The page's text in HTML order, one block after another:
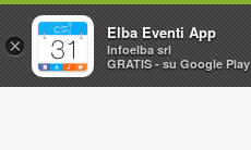
Home
×
Elba Eventi App
Infoelba srl
GRATIS - su Google Play